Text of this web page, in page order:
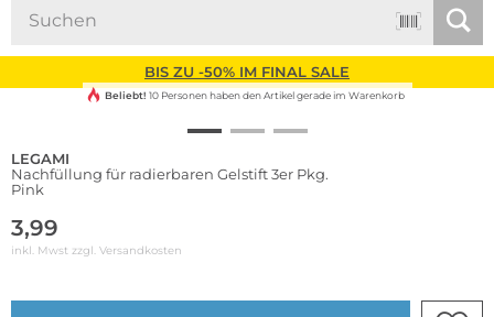
BIS ZU -50% IM FINAL SALE
Beliebt! 10 Personen haben den Artikel gerade im Warenkorb
LEGAMI
Nachfüllung für radierbaren Gelstift 3er Pkg.
Pink
3,99
inkl. Mwst zzgl. Versandkosten